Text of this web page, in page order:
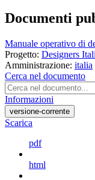
Documenti
Manuale operativo di
Progetto: Designers
Amministrazione: italia
Cerca nel documento
Informazioni
versione-corrente
Scarica
pdf
html